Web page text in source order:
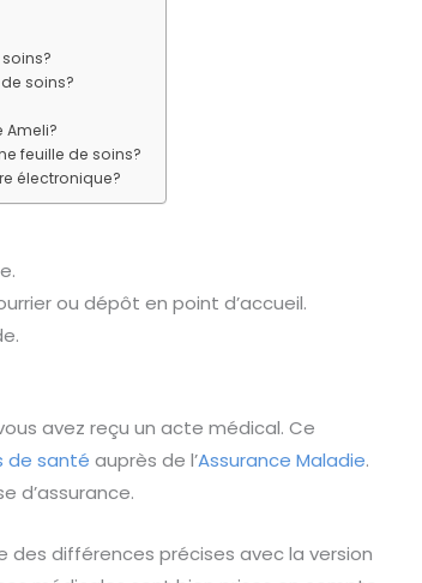
soins?
Ameli?
feuille de soins?
électronique?
ou dépôt en point d’accueil.
avez reçu un acte médical. Ce
de santé auprès de l’Assurance Maladie.
d’assurance.
différences précises avec la version